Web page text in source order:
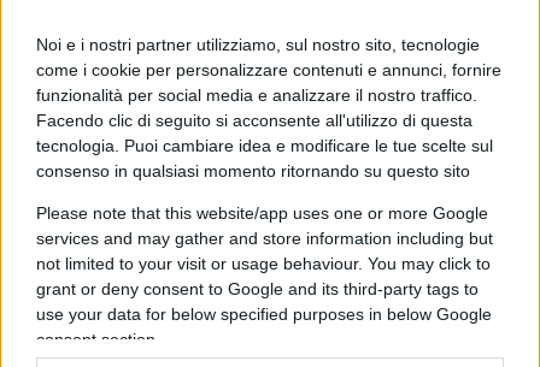
Noi e i nostri partner utilizziamo, sul nostro sito, tecnologie
come i cookie per personalizzare contenuti e annunci, fornire
funzionalità per social media e analizzare il nostro traffico.
Facendo clic di seguito si acconsente all'utilizzo di questa
tecnologia. Puoi cambiare idea e modificare le tue scelte sul
consenso in qualsiasi momento ritornando su questo sito
Please note that this website/app uses one or more Google
services and may gather and store information including but
not limited to your visit or usage behaviour. You may click to
grant or deny consent to Google and its third-party tags to
use your data for below specified purposes in below Google
consent section.
la società perde ricavi che altrimenti incasserebbe
direttamente attraverso la vendita ufficiale dei
biglietti. Da questo punto di vista, il tentativo di
tutelarsi può essere comprensibile.
Il chiarimento di Suwarso attenua la misura, ma
non ne cambia la sostanza : una soglia rigida di
assenze — tre, secondo la prima formulazione —
continua a non distinguere tra chi specula
sistematicamente rivendendo il proprio posto ai